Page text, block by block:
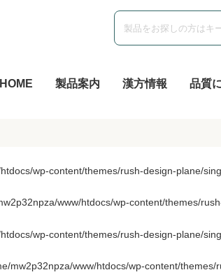
HOME 製品案内 漢方情報 品質
wp-content/themes/rush-design-plane/
www/htdocs/wp-content/themes/
wp-content/themes/rush-design-plane/
mw2p32npza/www/htdocs/wp-content/